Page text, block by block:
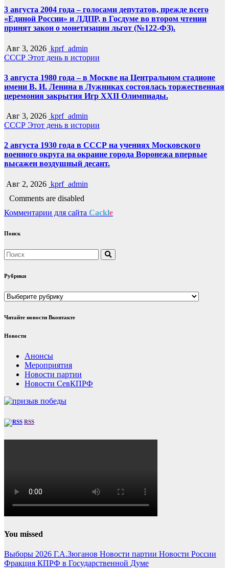
3 августа 2004 года – голосами депутатов, прежде всего
«Единой России» и ЛДПР, в Госдуме во втором чтении
принят закон о монетизации льгот (№122-ФЗ).
Авг 3, 2026 kprf_admin
СССР Этот день в истории
3 августа 1980 года – в Москве на Центральном стадионе
имени В. И. Ленина в Лужниках состоялась торжественная
церемония закрытия Игр XXII Олимпиады.
Авг 3, 2026 kprf_admin
СССР Этот день в истории
2 августа 1930 года в СССР на учениях Московского
военного округа на окраине города Воронежа впервые
высажен воздушный десант.
Авг 2, 2026 kprf_admin
Comments are disabled
Комментарии для сайта Cackle
Поиск
Рубрики
Рубрики
Читайте новости Вконтакте
Новости
Анонсы
Мероприятия
Новости партии
Новости СевКПРФ
RSS
You missed
Выборы 2026 Г.А.Зюганов Новости партии Новости России
Фракция КПРФ в Государственной Думе